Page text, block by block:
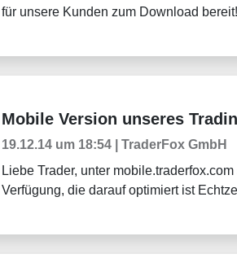
für unsere Kunden zum Download bereit!
Aktuelles
Mobile Version unseres
19.12.14 um 18:54 | TraderFox GmbH
Liebe Trader, unter
Verfügung, die darauf optimiert ist